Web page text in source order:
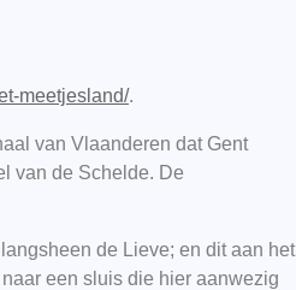
meetjesland/.
van Vlaanderen dat Gent
van de Schelde. De
de Lieve; en dit aan het
een sluis die hier aanwezig